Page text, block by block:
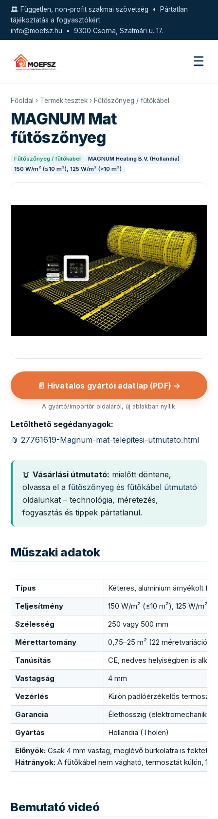
🏛️ Független, non-profit szakmai szövetség • Pártatlan
tájékoztatás a fogyasztókért
info@moefsz.hu • 9300 Csorna, Szatmári u. 17.
☰
Főoldal › Termék tesztek › Fűtőszőnyeg / fűtőkábel
MAGNUM Mat
fűtőszőnyeg
Fűtőszőnyeg / fűtőkábel
MAGNUM Heating B.V. (Hollandia)
150 W/m² (≤10 m²), 125 W/m² (>10 m²)
📄 Hivatalos gyártói adatlap (PDF) →
A gyártó/importőr oldaláról, új ablakban nyílik.
Letölthető segédanyagok:
📎 27761619-Magnum-mat-telepitesi-utmutato.html
📖 Vásárlási útmutató: mielőtt döntene,
olvassa el a fűtőszőnyeg és fűtőkábel útmutató
oldalunkat – technológia, méretezés,
fogyasztás és tippek pártatlanul.
Műszaki adatok
Típus
Kéteres, alumínium árnyékolt
Teljesítmény
150 W/m² (≤10 m²), 125 W/m²
Szélesség
250 vagy 500 mm
Mérettartomány
0,75–25 m² (22 méretvariáció)
Tanúsítás
CE, nedves helyiségben is
Vastagság
4 mm
Vezérlés
Külön padlóérzékelős
Garancia
Élethosszig
Gyártás
Hollandia (Tholen)
Előnyök: Csak 4 mm vastag, meglévő burkolatra is
Hátrányok: A fűtőkábel nem vágható, termosztát külön, 10
Bemutató videó